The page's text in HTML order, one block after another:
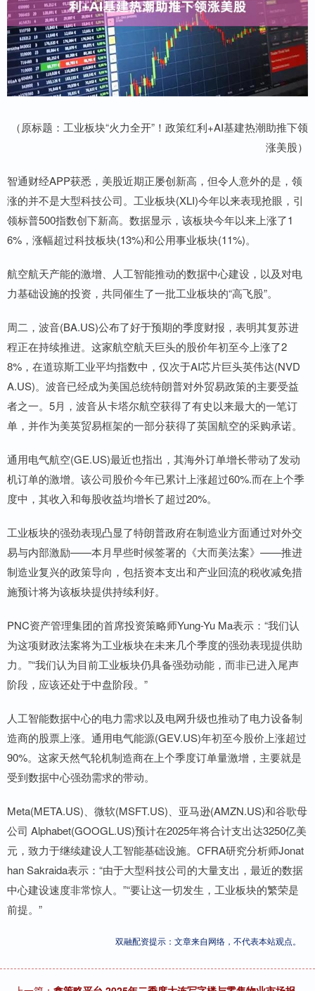
（原标题：工业板块“火力全开”！政策红利+AI基建热潮助推下领
涨美股）
智通财经APP获悉，美股近期正屡创新高，但令人意外的是，领
涨的并不是大型科技公司。工业板块(XLI)今年以来表现抢眼，引
领标普500指数创下新高。数据显示，该板块今年以来上涨了1
6%，涨幅超过科技板块(13%)和公用事业板块(11%)。
航空航天产能的激增、人工智能推动的数据中心建设，以及对电
力基础设施的投资，共同催生了一批工业板块的“高飞股”。
周二，波音(BA.US)公布了好于预期的季度财报，表明其复苏进
程正在持续推进。这家航空航天巨头的股价年初至今上涨了2
8%，在道琼斯工业平均指数中，仅次于AI芯片巨头英伟达(NVD
A.US)。波音已经成为美国总统特朗普对外贸易政策的主要受益
者之一。5月，波音从卡塔尔航空获得了有史以来最大的一笔订
单，并作为美英贸易框架的一部分获得了英国航空的采购承诺。
通用电气航空(GE.US)最近也指出，其海外订单增长带动了发动
机订单的激增。该公司股价今年已累计上涨超过60%.而在上个季
度中，其收入和每股收益均增长了超过20%。
工业板块的强劲表现凸显了特朗普政府在制造业方面通过对外交
易与内部激励——本月早些时候签署的《大而美法案》——推进
制造业复兴的政策导向，包括资本支出和产业回流的税收减免措
施预计将为该板块提供持续利好。
PNC资产管理集团的首席投资策略师Yung-Yu Ma表示：“我们认
为这项财政法案将为工业板块在未来几个季度的强劲表现提供助
力。”“我们认为目前工业板块仍具备强劲动能，而非已进入尾声
阶段，应该还处于中盘阶段。”
人工智能数据中心的电力需求以及电网升级也推动了电力设备制
造商的股票上涨。通用电气能源(GEV.US)年初至今股价上涨超过
90%。这家天然气轮机制造商在上个季度订单量激增，主要就是
受到数据中心强劲需求的带动。
Meta(META.US)、微软(MSFT.US)、亚马逊(AMZN.US)和谷歌母
公司 Alphabet(GOOGL.US)预计在2025年将合计支出达3250亿美
元，致力于继续建设人工智能基础设施。CFRA研究分析师Jonat
han Sakraida表示：“由于大型科技公司的大量支出，最近的数据
中心建设速度非常惊人。”“要让这一切发生，工业板块的繁荣是
前提。”
双融配资提示：文章来自网络，不代表本站观点。